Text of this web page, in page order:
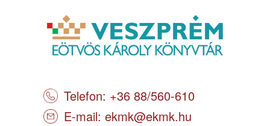
Telefon: +36 88/560-610
E-mail: ekmk@ekmk.hu